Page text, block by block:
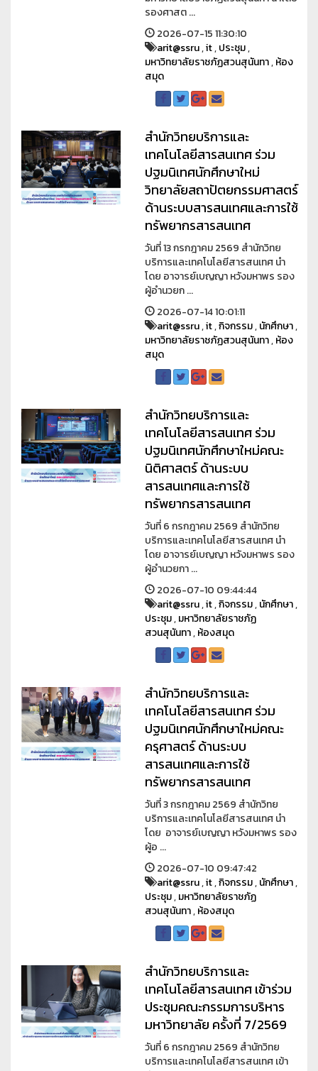
รองศาสต ...
2026-07-15 11:30:10
arit@ssru,it,ประชุม,
มหาวิทยาลัยราชภัฏสวนสุนันทา,ห้อง
สมุด
สำนักวิทยบริการและ
เทคโนโลยีสารสนเทศ ร่วม
ปฐมนิเทศนักศึกษาใหม่
วิทยาลัยสถาปัตยกรรมศาสตร์
ด้านระบบสารสนเทศและการใช้
ทรัพยากรสารสนเทศ
วันที่ 13 กรกฎาคม 2569 สำนักวิทย
บริการและเทคโนโลยีสารสนเทศ นำ
โดย อาจารย์เบญญา หวังมหาพร รอง
ผู้อำนวยก ...
2026-07-14 10:01:11
arit@ssru,it,กิจกรรม,นักศึกษา,
มหาวิทยาลัยราชภัฏสวนสุนันทา,ห้อง
สมุด
สำนักวิทยบริการและ
เทคโนโลยีสารสนเทศ ร่วม
ปฐมนิเทศนักศึกษาใหม่คณะ
นิติศาสตร์ ด้านระบบ
สารสนเทศและการใช้
ทรัพยากรสารสนเทศ
วันที่ 6 กรกฎาคม 2569 สำนักวิทย
บริการและเทคโนโลยีสารสนเทศ นำ
โดย อาจารย์เบญญา หวังมหาพร รอง
ผู้อำนวยกา ...
2026-07-10 09:44:44
arit@ssru,it,กิจกรรม,นักศึกษา,
ประชุม,มหาวิทยาลัยราชภัฏ
สวนสุนันทา,ห้องสมุด
สำนักวิทยบริการและ
เทคโนโลยีสารสนเทศ ร่วม
ปฐมนิเทศนักศึกษาใหม่คณะ
ครุศาสตร์ ด้านระบบ
สารสนเทศและการใช้
ทรัพยากรสารสนเทศ
วันที่ 3 กรกฎาคม 2569 สำนักวิทย
บริการและเทคโนโลยีสารสนเทศ นำ
โดย อาจารย์เบญญา หวังมหาพร รอง
ผู้อ ...
2026-07-10 09:47:42
arit@ssru,it,กิจกรรม,นักศึกษา,
ประชุม,มหาวิทยาลัยราชภัฏ
สวนสุนันทา,ห้องสมุด
สำนักวิทยบริการและ
เทคโนโลยีสารสนเทศ เข้าร่วม
ประชุมคณะกรรมการบริหาร
มหาวิทยาลัย ครั้งที่ 7/2569
วันที่ 6 กรกฎาคม 2569 สำนักวิทย
บริการและเทคโนโลยีสารสนเทศ เข้า